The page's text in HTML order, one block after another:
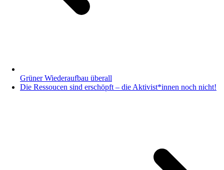
Grüner Wiederaufbau überall
Die Ressoucen sind erschöpft – die Aktivist*innen noch nicht!